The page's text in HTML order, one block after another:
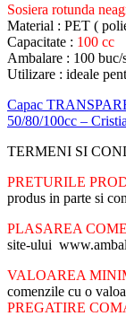
Sosiera rotunda
Material : PET (
Capacitate : 100 cc
Ambalare : 100 buc/
Utilizare : ideale
Capac
50/80/100cc –
TERMENI SI
PRETURILE
produs in parte si
PLASAREA
site-ului
VALOAREA
comenzile cu o
PREGATIRE